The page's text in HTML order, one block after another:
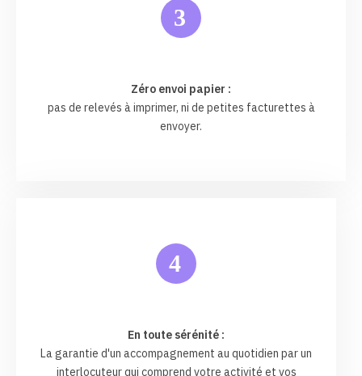
3
Zéro envoi papier :
pas de relevés à imprimer, ni de petites facturettes à
envoyer.
4
En toute sérénité :
La garantie d'un accompagnement au quotidien par un
interlocuteur qui comprend votre activité et vos